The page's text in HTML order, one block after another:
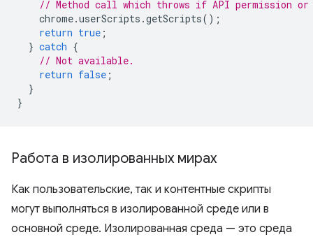
// Method call which throws if API permission
chrome.userScripts .getScripts();
return true ;
} catch {
// Not available.
return false ;
}
}
Работа в изолированных мирах
Как пользовательские, так и контентные скрипты
могут выполняться в изолированной среде или в
основной среде. Изолированная среда — это среда